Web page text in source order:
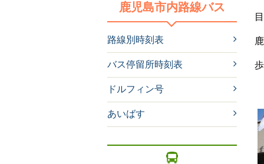
鹿児島市内路線バス
路線別時刻表
バス停留所時刻表
ドルフィン号
あいばす